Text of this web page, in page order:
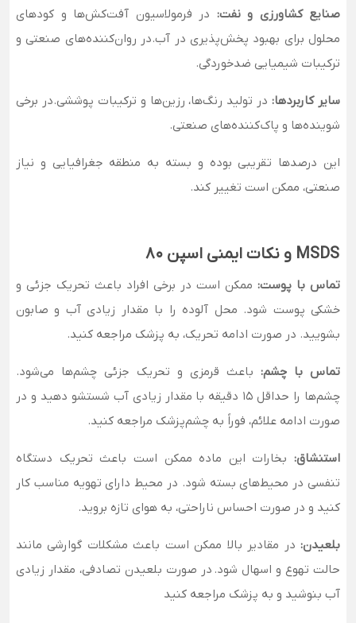
صنایع کشاورزی و نفت: در فرمولاسیون آفت‌کش‌ها و کودهای
محلول برای بهبود پخش‌پذیری در آب.در روان‌کننده‌های صنعتی و
ترکیبات شیمیایی ضدخوردگی.
سایر کاربردها: در تولید رنگ‌ها، رزین‌ها و ترکیبات پوششی.در برخی
شوینده‌ها و پاک‌کننده‌های صنعتی.
این درصدها تقریبی بوده و بسته به منطقه جغرافیایی و نیاز
صنعتی، ممکن است تغییر کند.
تماس با پوست: ممکن است در برخی افراد باعث تحریک جزئی و
خشکی پوست شود. محل آلوده را با مقدار زیادی آب و صابون
بشویید. در صورت ادامه تحریک، به پزشک مراجعه کنید.
تماس با چشم: باعث قرمزی و تحریک جزئی چشم‌ها می‌شود.
چشم‌ها را حداقل ۱۵ دقیقه با مقدار زیادی آب شستشو دهید و در
صورت ادامه علائم، فوراً به چشم‌پزشک مراجعه کنید.
استنشاق: بخارات این ماده ممکن است باعث تحریک دستگاه
تنفسی در محیط‌های بسته شود. در محیط دارای تهویه مناسب کار
کنید و در صورت احساس ناراحتی، به هوای تازه بروید.
بلعیدن: در مقادیر بالا ممکن است باعث مشکلات گوارشی مانند
حالت تهوع و اسهال شود. در صورت بلعیدن تصادفی، مقدار زیادی
آب بنوشید و به پزشک مراجعه کنید